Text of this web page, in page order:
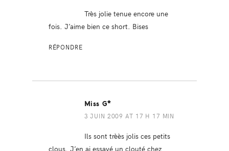
Très jolie tenue encore une
fois. J’aime bien ce short. Bises
RÉPONDRE
Miss G*
3 JUIN 2009 AT 17 H 17 MIN
Ils sont trèès jolis ces petits
clous. J’en ai essayé un clouté chez